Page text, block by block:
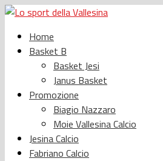
Home
Basket B
Basket Jesi
Janus Basket
Promozione
Biagio Nazzaro
Moie Vallesina Calcio
Jesina Calcio
Fabriano Calcio